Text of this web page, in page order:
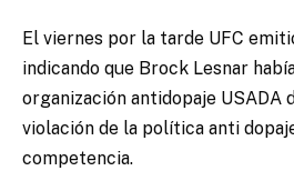
El viernes por la tarde UFC
indicando que Brock Lesnar
organización antidopaje USADA
violación de la política anti
competencia.